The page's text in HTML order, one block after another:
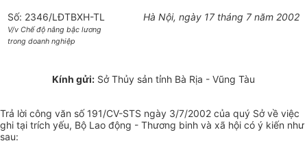
Số: 2346/LĐTBXH-TL
V/v Chế độ nâng bậc lương
trong doanh nghiệp
Hà Nội, ngày 17 tháng 7 năm 2002
Kính gửi: Sở Thủy sản tỉnh Bà Rịa - Vũng Tàu
Trả lời công văn số 191/CV-STS ngày 3/7/2002 của quý Sở về việc
ghi tại trích yếu, Bộ Lao động - Thương binh và xã hội có ý kiến như
sau: